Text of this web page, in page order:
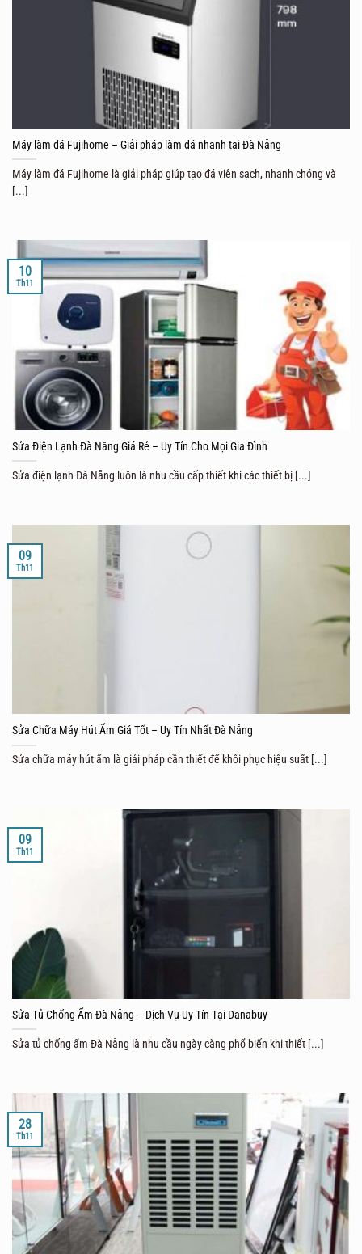
Máy làm đá Fujihome – Giải pháp làm đá nhanh tại Đà Nẵng
Máy làm đá Fujihome là giải pháp giúp tạo đá viên sạch, nhanh chóng và
[...]
Sửa Điện Lạnh Đà Nẵng Giá Rẻ – Uy Tín Cho Mọi Gia Đình
Sửa điện lạnh Đà Nẵng luôn là nhu cầu cấp thiết khi các thiết bị [...]
10
Th11
Sửa Chữa Máy Hút Ẩm Giá Tốt – Uy Tín Nhất Đà Nẵng
Sửa chữa máy hút ẩm là giải pháp cần thiết để khôi phục hiệu suất [...]
09
Th11
Sửa Tủ Chống Ẩm Đà Nẵng – Dịch Vụ Uy Tín Tại Danabuy
Sửa tủ chống ẩm Đà Nẵng là nhu cầu ngày càng phổ biến khi thiết [...]
09
Th11
28
Th11